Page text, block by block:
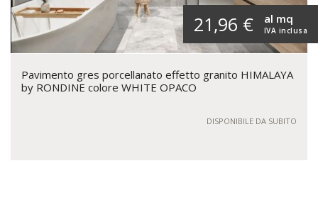
21,96 € IVA inclusa
al mq
Pavimento gres porcellanato effetto granito HIMALAYA
by RONDINE colore WHITE OPACO
DISPONIBILE DA SUBITO